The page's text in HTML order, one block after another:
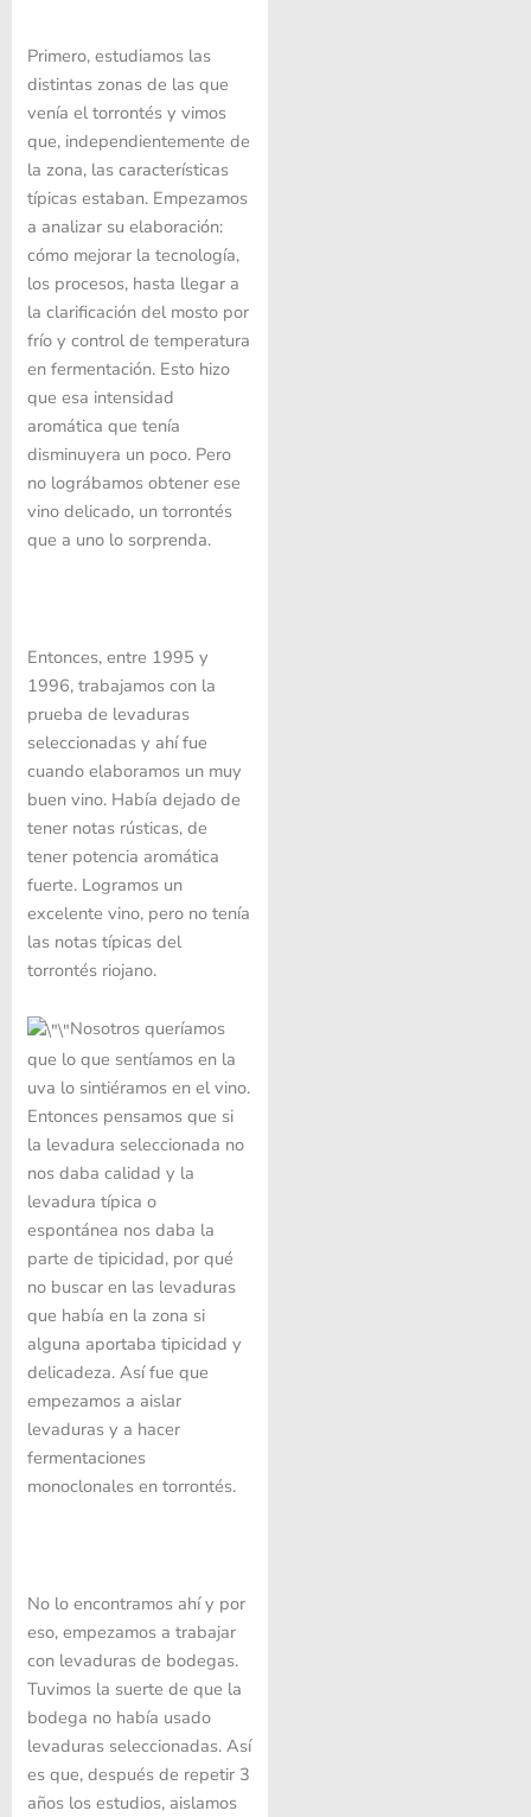
Primero, estudiamos las
distintas zonas de las que
venía el torrontés y vimos
que, independientemente de
la zona, las características
típicas estaban. Empezamos
a analizar su elaboración:
cómo mejorar la tecnología,
los procesos, hasta llegar a
la clarificación del mosto por
frío y control de temperatura
en fermentación. Esto hizo
que esa intensidad
aromática que tenía
disminuyera un poco. Pero
no lográbamos obtener ese
vino delicado, un torrontés
que a uno lo sorprenda.
Entonces, entre 1995 y
1996, trabajamos con la
prueba de levaduras
seleccionadas y ahí fue
cuando elaboramos un muy
buen vino. Había dejado de
tener notas rústicas, de
tener potencia aromática
fuerte. Logramos un
excelente vino, pero no tenía
las notas típicas del
torrontés riojano.
Nosotros queríamos
que lo que sentíamos en la
uva lo sintiéramos en el vino.
Entonces pensamos que si
la levadura seleccionada no
nos daba calidad y la
levadura típica o
espontánea nos daba la
parte de tipicidad, por qué
no buscar en las levaduras
que había en la zona si
alguna aportaba tipicidad y
delicadeza. Así fue que
empezamos a aislar
levaduras y a hacer
fermentaciones
monoclonales en torrontés.
No lo encontramos ahí y por
eso, empezamos a trabajar
con levaduras de bodegas.
Tuvimos la suerte de que la
bodega no había usado
levaduras seleccionadas. Así
es que, después de repetir 3
años los estudios, aislamos